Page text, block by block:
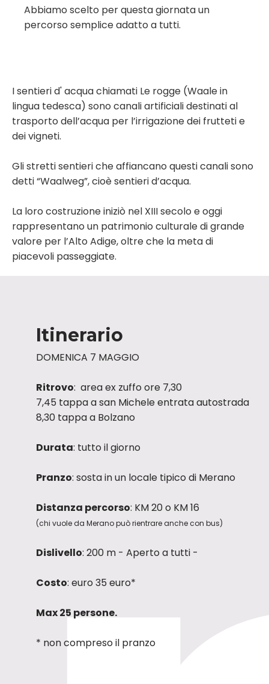
Abbiamo scelto per questa giornata un
percorso semplice adatto a tutti.
I sentieri d' acqua chiamati Le rogge (Waale in
lingua tedesca) sono canali artificiali destinati al
trasporto dell’acqua per l’irrigazione dei frutteti e
dei vigneti.
Gli stretti sentieri che affiancano questi canali sono
detti “Waalweg”, cioè sentieri d’acqua.
La loro costruzione iniziò nel XIII secolo e oggi
rappresentano un patrimonio culturale di grande
valore per l’Alto Adige, oltre che la meta di
piacevoli passeggiate.
Itinerario
DOMENICA 7 MAGGIO
Ritrovo: area ex zuffo ore 7,30
7,45 tappa a san Michele entrata autostrada
8,30 tappa a Bolzano
Durata: tutto il giorno
Pranzo: sosta in un locale tipico di Merano
Distanza percorso: KM 20 o KM 16
(chi vuole da Merano può rientrare anche con bus)
Dislivello: 200 m - Aperto a tutti -
Costo: euro 35 euro*
Max 25 persone.
* non compreso il pranzo